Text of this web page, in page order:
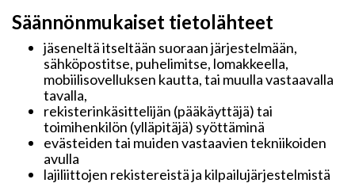
Säännönmukaiset tietolähteet
jäseneltä itseltään suoraan järjestelmään,
sähköpostitse, puhelimitse, lomakkeella,
mobiilisovelluksen kautta, tai muulla vastaavalla
tavalla,
rekisterinkäsittelijän (pääkäyttäjä) tai
toimihenkilön (ylläpitäjä) syöttäminä
evästeiden tai muiden vastaavien tekniikoiden
avulla
lajiliittojen rekistereistä ja kilpailujärjestelmistä